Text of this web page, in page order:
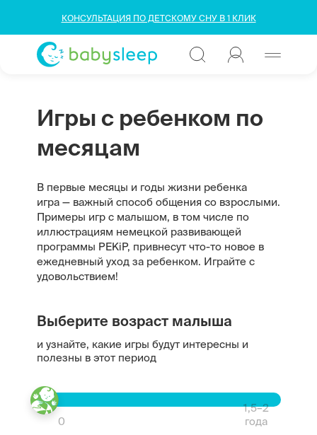
КОНСУЛЬТАЦИЯ ПО ДЕТСКОМУ СНУ В 1 КЛИК
Игры с ребенком по
месяцам
В первые месяцы и годы жизни ребенка
игра — важный способ общения со взрослыми.
Примеры игр с малышом, в том числе по
иллюстрациям немецкой развивающей
программы PEKiP, привнесут что-то новое в
ежедневный уход за ребенком. Играйте с
удовольствием!
Выберите возраст малыша
и узнайте, какие игры будут интересны и
полезны в этот период
0
1,5–2
года